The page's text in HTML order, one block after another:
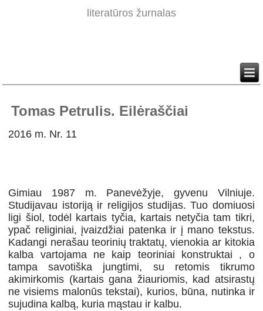
literatūros žurnalas
Tomas Petrulis. Eilėraščiai
2016 m. Nr. 11
Gimiau 1987 m. Panevėžyje, gyvenu Vilniuje.
Studijavau istoriją ir religijos studijas. Tuo domiuosi
ligi šiol, todėl kartais tyčia, kartais netyčia tam tikri,
ypač religiniai, įvaizdžiai patenka ir į mano tekstus.
Kadangi nerašau teorinių traktatų, vienokia ar kitokia
kalba vartojama ne kaip teoriniai konstruktai , o
tampa savotiška jungtimi, su retomis tikrumo
akimirkomis (kartais gana žiauriomis, kad atsirastų
ne visiems malonūs tekstai), kurios, būna, nutinka ir
sujudina kalbą, kuria mąstau ir kalbu.